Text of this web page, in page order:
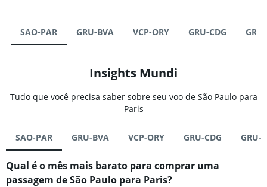
SAO-PAR GRU-BVA VCP-ORY GRU-CDG
Insights Mundi
Tudo que você precisa saber sobre seu voo de São Paulo para
Paris
SAO-PAR GRU-BVA VCP-ORY GRU-CDG GRU-
Qual é o mês mais barato para comprar uma
passagem de São Paulo para Paris?